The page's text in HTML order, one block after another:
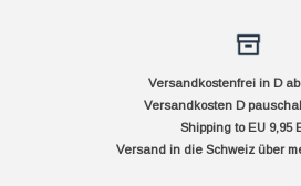
Versandkostenfrei in D ab
Versandkosten D
Shipping to EU 9,95
Versand in die Schweiz über